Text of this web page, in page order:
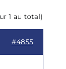
1 au total)
#4855